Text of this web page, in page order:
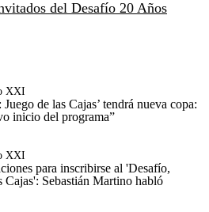
del Desafío 20 Años
XXI
de las Cajas’ tendrá nueva copa:
inicio del programa”
XXI
para inscribirse al 'Desafío,
Cajas': Sebastián Martino habló